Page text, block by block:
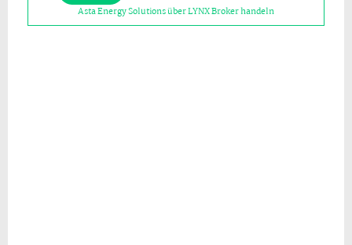
Asta Energy Solutions über LYNX Broker handeln